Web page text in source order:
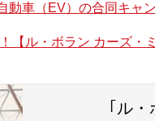
動車（EV）の合同キャ
【ル・ボラン カーズ・
｢ル